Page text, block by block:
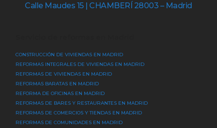
Calle Maudes 15 | CHAMBERÍ 28003 – Madrid
CONSTRUCCIÓN DE VIVIENDAS EN MADRID
REFORMAS INTEGRALES DE VIVIENDAS EN MADRID
REFORMAS DE VIVIENDAS EN MADRID
REFORMAS BARATAS EN MADRID
REFORMA DE OFICINAS EN MADRID
REFORMAS DE BARES Y RESTAURANTES EN MADRID
REFORMAS DE COMERCIOS Y TIENDAS EN MADRID
REFORMAS DE COMUNIDADES EN MADRID